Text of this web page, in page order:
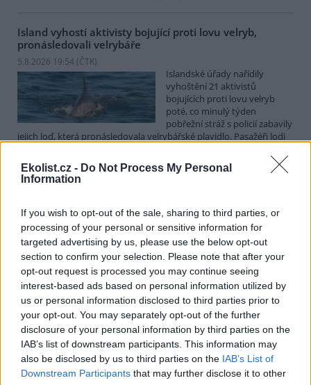
Ekolist.cz - Do Not Process My Personal
Information
If you wish to opt-out of the sale, sharing to third parties, or
processing of your personal or sensitive information for
targeted advertising by us, please use the below opt-out
section to confirm your selection. Please note that after your
opt-out request is processed you may continue seeing
interest-based ads based on personal information utilized by
us or personal information disclosed to third parties prior to
your opt-out. You may separately opt-out of the further
disclosure of your personal information by third parties on the
IAB’s list of downstream participants. This information may
also be disclosed by us to third parties on the IAB’s List of
Downstream Participants that may further disclose it to other
Island vyhostí aktivisty bojující proti lovu velryb,
pronásledovali velrybáře
5.8.2026 19:54 (ČTK)
Islandské úřady nařídily
vyhoštění 21 aktivistů
bojujících proti lovu velryb
poté, co minulý týden
pobřežní stráž s policií zabavily
jejich loď, která pronásledovala velrybářské plavidlo. Pasažéři lodi
Watsona jsou od té doby zadržováni v Reykjavíku. Sám Watson na
palubě nebyl. Píše o tom agentura AFP s odvoláním na islandskou
policii.
Záchranná stanice v Praze přijímá kvůli vedrům více
volně žijících zvířat
5.8.2026 17:40 | PRAHA (ČTK)
Kvůli vysokým letním
teplotám pracovníci pražské
záchranné stanice pro volně
žijící živočichy přijímají více
zvířat, nejčastěji
dehydratovaná a vysílená mláďata ptáků nebo veverek. ČTK to
sdělila mluvčí stanice Petra Fišerová. Během současné vlny veder
stanice denně ošetří desítky živočichů, při první letošní vlně horka
jich za jeden týden přijali rekordních 578.